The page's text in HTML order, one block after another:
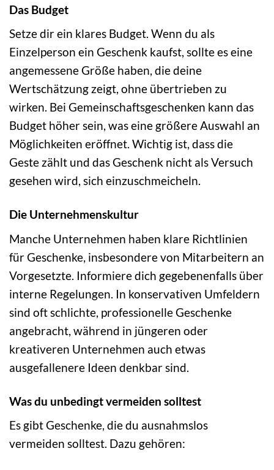
Das Budget
Setze dir ein klares Budget. Wenn du als
Einzelperson ein Geschenk kaufst, sollte es eine
angemessene Größe haben, die deine
Wertschätzung zeigt, ohne übertrieben zu
wirken. Bei Gemeinschaftsgeschenken kann das
Budget höher sein, was eine größere Auswahl an
Möglichkeiten eröffnet. Wichtig ist, dass die
Geste zählt und das Geschenk nicht als Versuch
gesehen wird, sich einzuschmeicheln.
Die Unternehmenskultur
Manche Unternehmen haben klare Richtlinien
für Geschenke, insbesondere von Mitarbeitern an
Vorgesetzte. Informiere dich gegebenenfalls über
interne Regelungen. In konservativen Umfeldern
sind oft schlichte, professionelle Geschenke
angebracht, während in jüngeren oder
kreativeren Unternehmen auch etwas
ausgefallenere Ideen denkbar sind.
Was du unbedingt vermeiden solltest
Es gibt Geschenke, die du ausnahmslos
vermeiden solltest. Dazu gehören: